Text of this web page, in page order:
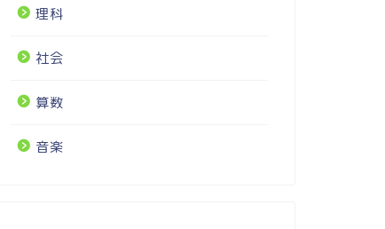
理科
社会
算数
音楽